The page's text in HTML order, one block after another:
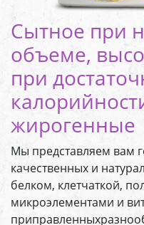
Сытное при
объеме,
при
жирогенные
Мы представляем вам
качественных и
белком, клетчаткой,
микроэлементами и